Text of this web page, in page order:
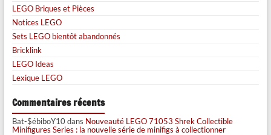
LEGO Briques et Pièces
Notices LEGO
Sets LEGO bientôt abandonnés
Bricklink
LEGO Ideas
Lexique LEGO
Commentaires récents
Bat-$ébiboY10dans Nouveauté LEGO 71053 Shrek Collectible
Minifigures Series : la nouvelle série de minifigs à collectionner